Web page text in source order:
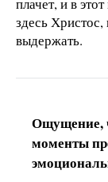
плачет, и в
здесь
выдержать.
Ощущение,
моменты